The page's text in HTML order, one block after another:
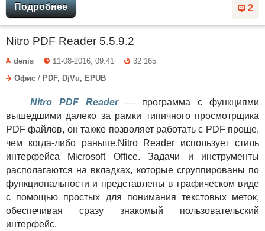
2
Подробнее
Nitro PDF Reader 5.5.9.2
denis 11-08-2016, 09:41
32 165
Офис / PDF, DjVu, EPUB
Nitro PDF Reader— программа с функциями
вышедшими далеко за рамки типичного просмотрщика
PDF файлов, он также позволяет работать с PDF проще,
чем когда-либо раньше.Nitro Reader использует стиль
интерфейса Microsoft Office. Задачи и инструменты
располагаются на вкладках, которые сгруппированы по
функциональности и представлены в графическом виде
с помощью простых для понимания текстовых меток,
обеспечивая сразу знакомый пользовательский
интерфейс.